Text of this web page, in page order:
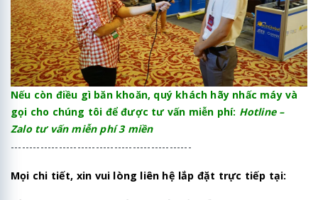
Nếu còn điều gì băn khoăn, quý khách hãy nhấc máy và
gọi cho chúng tôi để được tư vấn miễn phí: Hotline –
Zalo tư vấn miễn phí 3 miền
-------------------------------------------------
Mọi chi tiết, xin vui lòng liên hệ lắp đặt trực tiếp tại: